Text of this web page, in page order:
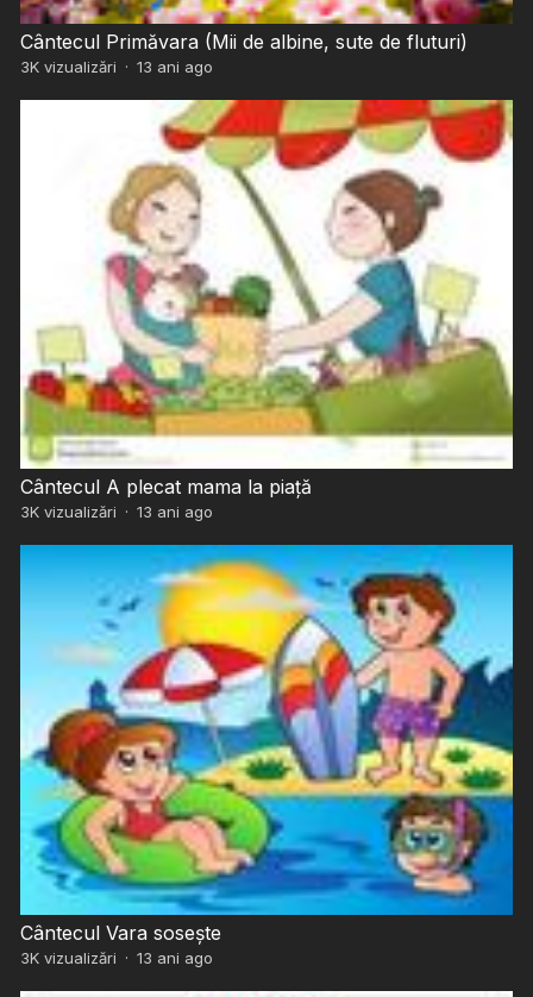
Cântecul Primăvara (Mii de albine, sute de fluturi)
3Kvizualizări · 13 ani ago
Cântecul A plecat mama la piață
3Kvizualizări · 13 ani ago
Cântecul Vara sosește
3Kvizualizări · 13 ani ago